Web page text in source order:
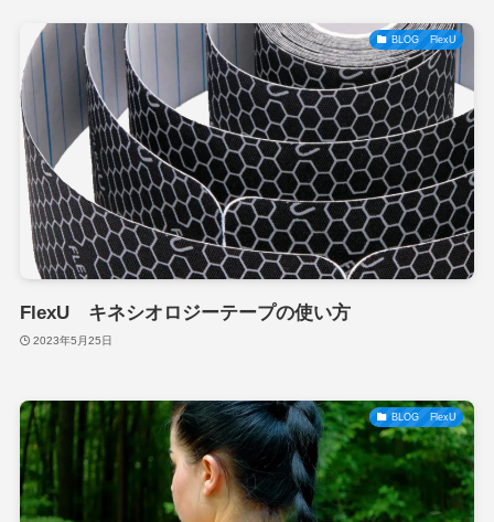
BLOG FlexU
FlexU キネシオロジーテープの使い方
2023年5月25日
BLOG FlexU